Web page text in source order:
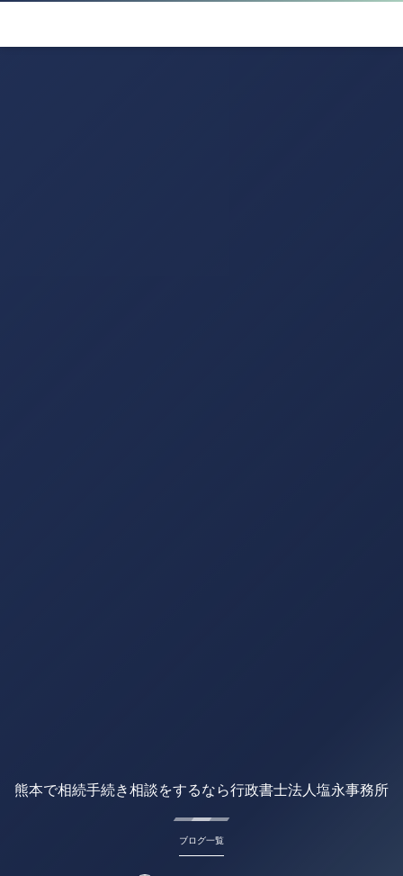
熊本で相続手続き相談をするなら行政書士法人塩永事務所
ブログ一覧